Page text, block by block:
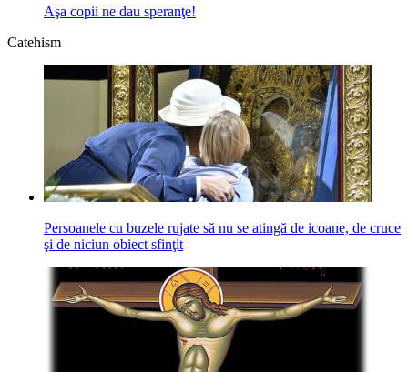
Aşa copii ne dau speranţe!
Catehism
Persoanele cu buzele rujate să nu se atingă de icoane, de cruce
şi de niciun obiect sfinţit